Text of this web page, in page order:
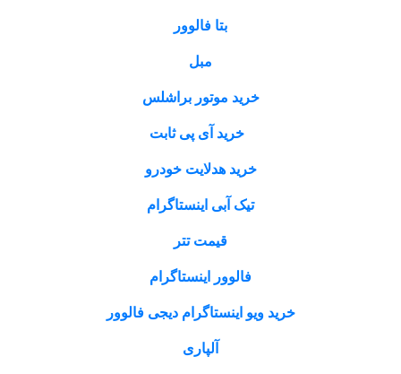
بتا فالوور
خرید موتور براشلس
خرید آی پی ثابت
خرید هدلایت خودرو
تیک آبی اینستاگرام
قیمت تتر
فالوور اینستاگرام
خرید ویو اینستاگرام دیجی فالوور
آلپاری